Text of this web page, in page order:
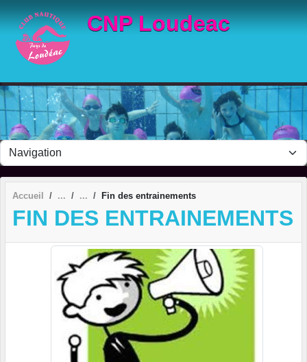
CNP Loudeac
Accueil Fin des entrainements
FIN DES ENTRAINEMENTS